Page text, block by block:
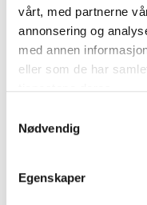
vårt, med partnerne
annonsering og
med annen
eller som de har
tjenestene deres.
Nødvendig
Egenskaper
VARTA AGM MC
långa resor och alla
robusta VARTA®